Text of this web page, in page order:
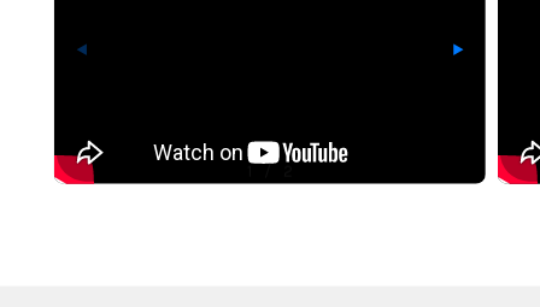
◀ ▶